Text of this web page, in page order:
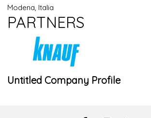
Modena, Italia
PARTNERS
Untitled Company Profile